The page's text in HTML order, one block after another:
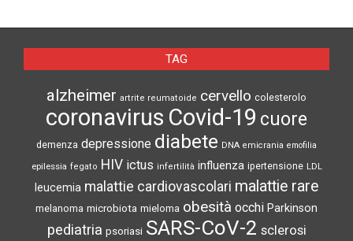
TAG
alzheimer artrite reumatoide cervello colesterolo
coronavirus Covid-19 cuore
demenza depressione diabete DNA emicrania emofilia
epilessia fegato HIV ictus infertilità influenza ipertensione LDL
leucemia malattie cardiovascolari malattie rare
melanoma microbiota mieloma obesità occhi Parkinson
pediatria psoriasi SARS-CoV-2 sclerosi